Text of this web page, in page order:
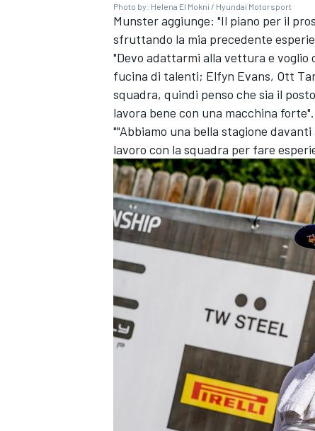
ENDURANCE/GT
Photo by: Helena El Mokni / Hyundai Motorsport
Munster aggiunge: "Il piano per il
sfruttando la mia precedente
"Devo adattarmi alla vettura e
fucina di talenti; Elfyn Evans, Ott
squadra, quindi penso che sia il
lavora bene con una macchina forte".
""Abbiamo una bella stagione
lavoro con la squadra per fare